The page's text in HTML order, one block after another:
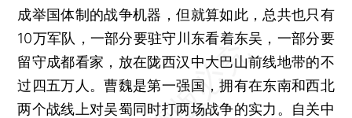
成举国体制的战争机器，但就算如此，总共也只有
10万军队，一部分要驻守川东看着东吴，一部分要
留守成都看家，放在陇西汉中大巴山前线地带的不
过四五万人。曹魏是第一强国，拥有在东南和西北
两个战线上对吴蜀同时打两场战争的实力。自关中